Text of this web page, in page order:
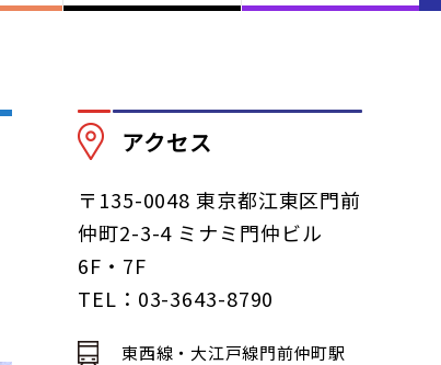
アクセス
〒135-0048 東京都江東区門前
仲町2-3-4 ミナミ門仲ビル
6F・7F
TEL：03-3643-8790
東西線・大江戸線門前仲町駅